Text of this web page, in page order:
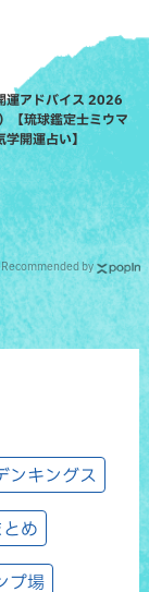
運アドバイス 2026
【琉球鑑定士ミウマ
学開運占い】
Recommended by
ンキングス
め
プ場